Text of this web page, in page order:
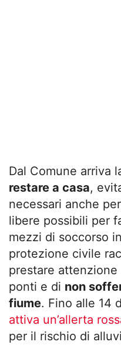
Dal Comune arriva
restare a casa,
necessari anche
libere possibili per
mezzi di soccorso
protezione civile
prestare
ponti e di non
fiume. Fino alle 14
attiva un’allerta
per il rischio di